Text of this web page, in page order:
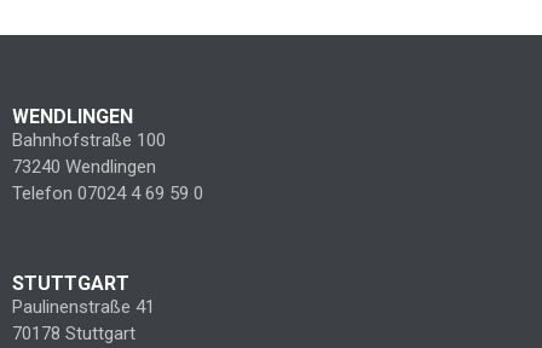
WENDLINGEN
Bahnhofstraße 100
73240 Wendlingen
Telefon 07024 4 69 59 0
STUTTGART
Paulinenstraße 41
70178 Stuttgart